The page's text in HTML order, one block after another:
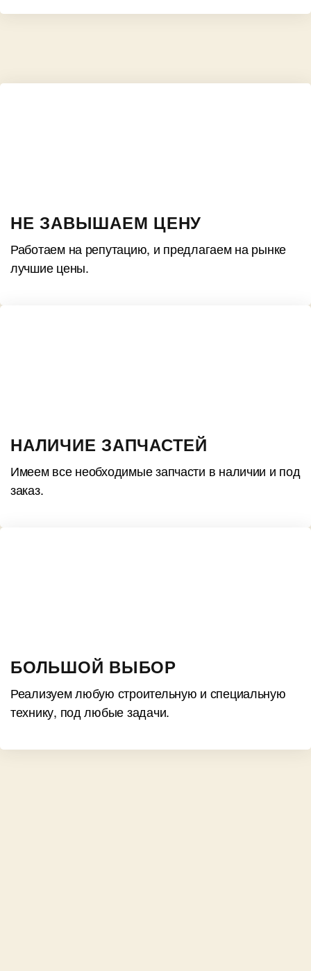
НЕ ЗАВЫШАЕМ ЦЕНУ
Работаем на репутацию, и предлагаем на рынке
лучшие цены.
НАЛИЧИЕ ЗАПЧАСТЕЙ
Имеем все необходимые запчасти в наличии и под
заказ.
БОЛЬШОЙ ВЫБОР
Реализуем любую строительную и специальную
технику, под любые задачи.